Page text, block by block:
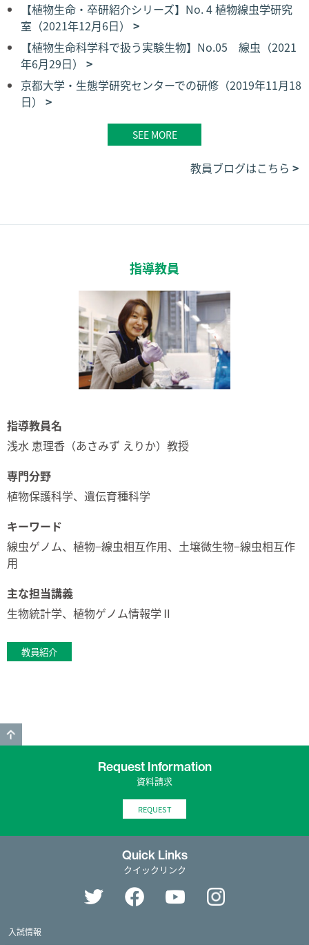
【植物生命・卒研紹介シリーズ】No. 4 植物線虫学研究
室（2021年12月6日）
【植物生命科学科で扱う実験生物】No.05 線虫（2021
年6月29日）
京都大学・生態学研究センターでの研修（2019年11月18
日）
SEE MORE
教員ブログはこちら
指導教員
指導教員名
浅水 恵理香（あさみず えりか）教授
専門分野
植物保護科学、遺伝育種科学
キーワード
線虫ゲノム、植物−線虫相互作用、土壌微生物−線虫相互作
用
主な担当講義
生物統計学、植物ゲノム情報学Ⅱ
教員紹介
Request Information
資料請求
REQUEST
Quick Links
クイックリンク
入試情報